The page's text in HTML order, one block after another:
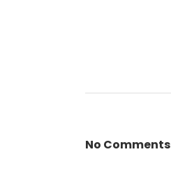
No Comments